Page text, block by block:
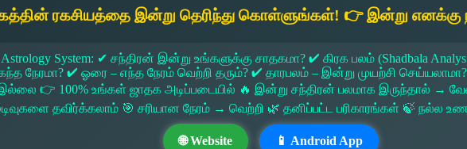
ரகசியத்தை இன்று தெரிந்து கொள்ளுங்கள்! 👉 இன்று எனக்கு
System: ✔ சந்திரன் இன்று உங்களுக்கு சாதகமா? ✔ கிரக பலம் (Shadbala
நேரமா? ✔ ஓரை – எந்த நேரம் வெற்றி தரும்? ✔ தாரபலம் – இன்று முயற்சி
இல்லை 👉 100% உங்கள் ஜாதக அடிப்படையில் 🔥 இன்று சந்திரன் பலமாக இருந்தால்
தவிர்க்கலாம் 🎯 சரியான நேரம் → வெற்றி 🌿 தனிப்பட்ட பரிகாரங்கள் 🍃 நல்ல
🌐 Website 📱 Android App